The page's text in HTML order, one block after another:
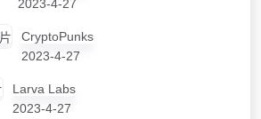
2023-4-27
CryptoPunks
2023-4-27
Larva Labs
2023-4-27